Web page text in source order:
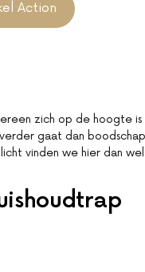
Action
zich op de hoogte
gaat dan
vinden we hier dan